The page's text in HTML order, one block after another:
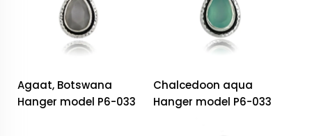
Agaat, Botswana
Hanger model P6-033
Chalcedoon aqua
Hanger model P6-033